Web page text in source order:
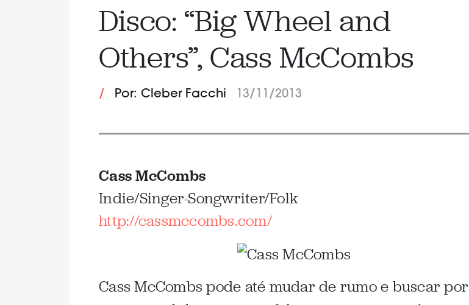
Disco: “Big Wheel and
Others”, Cass McCombs
/ Por: Cleber Facchi 13/11/2013
Cass McCombs
Indie/Singer-Songwriter/Folk
http://cassmccombs.com/
Cass McCombs pode até mudar de rumo e buscar por